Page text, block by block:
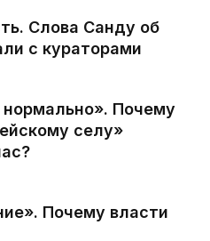
Слова Санду об
с кураторами
нормально». Почему
селу»
Почему власти